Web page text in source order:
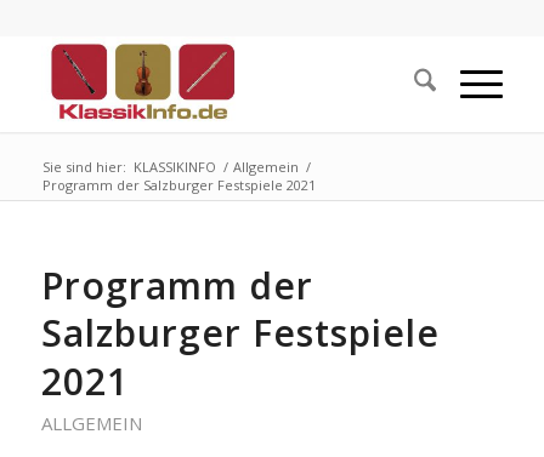
Sie sind hier: KLASSIKINFO / Allgemein /
Programm der Salzburger Festspiele 2021
Programm der
Salzburger Festspiele
2021
ALLGEMEIN